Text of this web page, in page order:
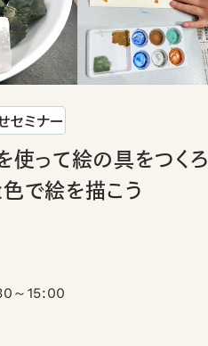
セミナー
って絵の具をつくろ
色で絵を描こう
～15:00